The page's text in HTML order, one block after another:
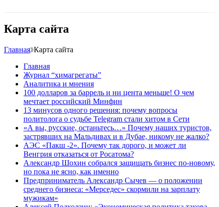
Карта сайта
Главная Карта сайта
Главная
Журнал “химагрегаты”
Аналитика и мнения
100 долларов за баррель и ни цента меньше! О чем
мечтает российский Минфин
13 минусов одного решения: почему вопросы
политолога о судьбе Telegram стали хитом в Сети
«А вы, русские, останьтесь…» Почему наших туристов,
застрявших на Мальдивах и в Дубае, никому не жалко?
АЭС «Пакш -2». Почему так дорого, и может ли
Венгрия отказаться от Росатома?
Александр Шохин собрался защищать бизнес по-новому,
но пока не ясно, как именно
Предприниматель Александр Сычев — о положении
среднего бизнеса: «Мерседес» скормили на зарплату
мужикам»